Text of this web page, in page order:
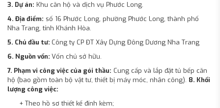
3. Dự án: Khu căn hộ và dịch vụ Phước Long.
4. Địa điểm: số 16 Phước Long, phường Phước Long, thành phố
Nha Trang, tỉnh Khánh Hòa.
5. Chủ đầu tư: Công ty CP ĐT Xây Dựng Đông Dương Nha Trang
6. Nguồn vốn: Vốn chủ sở hữu.
7. Phạm vi công việc của gói thầu: Cung cấp và lắp đặt tủ bếp căn
hộ (bao gồm toàn bộ vật tư, thiết bị máy móc, nhân công). 8. Khối
lượng công việc:
+ Theo hồ sơ thiết kế đính kèm;